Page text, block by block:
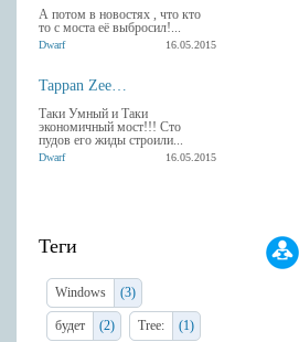
А потом в новостях , что кто
то с моста её выбросил!...
Dwarf 16.05.2015
Tappan Zee умный мост в Америке
Таки Умный и Таки
экономичный мост!!! Сто
пудов его жиды строили...
Dwarf 16.05.2015
Теги
Windows (3)
будет (2) Tree: (1)